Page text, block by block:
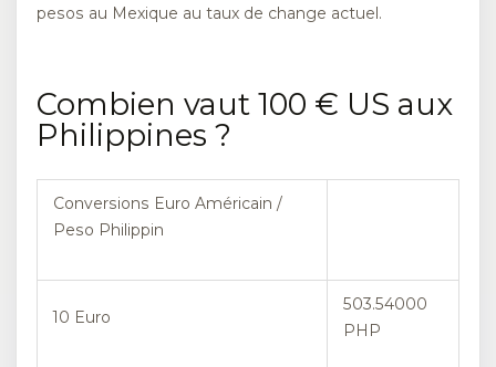
pesos au Mexique au taux de change actuel.
Combien vaut 100 € US aux
Philippines ?
Conversions Euro Américain /
Peso Philippin
10 Euro
503.54000
PHP